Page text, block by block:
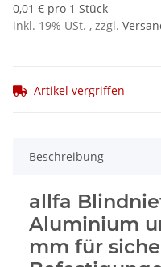
0,01 € pro 1 Stück
inkl. 19% USt. , zzgl.
Artikel vergriffen
Beschreibung
allfa
Aluminium
mm für